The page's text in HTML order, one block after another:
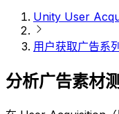
Unity User
用户获取广告系列
分析广告素材